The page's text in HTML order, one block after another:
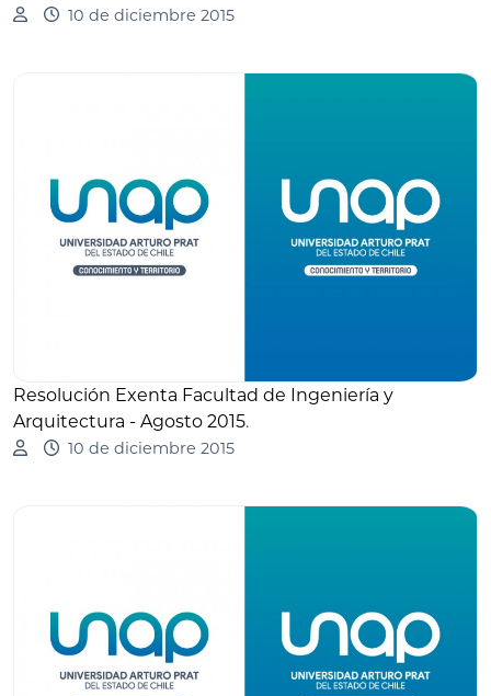
10 de diciembre 2015
Resolución Exenta Facultad de Ingeniería y
Arquitectura - Agosto 2015.
10 de diciembre 2015